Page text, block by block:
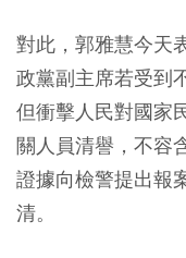
對此，郭雅慧今天
政黨副主席若受到
但衝擊人民對國家
關人員清譽，不容
證據向檢警提出報
清。